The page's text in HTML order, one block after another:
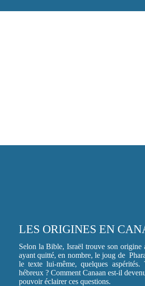
LES ORIGINES EN
Selon la Bible, Israël trouve son origine
ayant quitté, en nombre, le joug de
le texte lui-même, quelques
hébreux ? Comment Canaan est-il
pouvoir éclairer ces questions.